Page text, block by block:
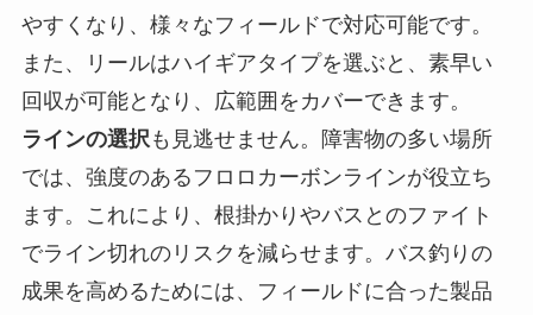
やすくなり、様々なフィールドで対応可能です。
また、リールはハイギアタイプを選ぶと、素早い
回収が可能となり、広範囲をカバーできます。
ラインの選択 も見逃せません。障害物の多い場所
では、強度のあるフロロカーボンラインが役立ち
ます。これにより、根掛かりやバスとのファイト
でライン切れのリスクを減らせます。バス釣りの
成果を高めるためには、フィールドに合った製品